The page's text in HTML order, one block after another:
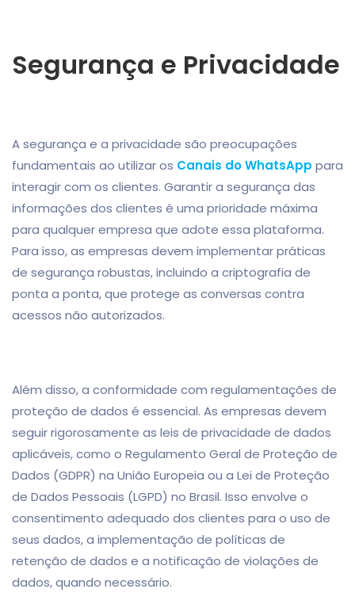
Segurança e Privacidade
A segurança e a privacidade são preocupações
fundamentais ao utilizar os Canais do WhatsApp para
interagir com os clientes. Garantir a segurança das
informações dos clientes é uma prioridade máxima
para qualquer empresa que adote essa plataforma.
Para isso, as empresas devem implementar práticas
de segurança robustas, incluindo a criptografia de
ponta a ponta, que protege as conversas contra
acessos não autorizados.
Além disso, a conformidade com regulamentações de
proteção de dados é essencial. As empresas devem
seguir rigorosamente as leis de privacidade de dados
aplicáveis, como o Regulamento Geral de Proteção de
Dados (GDPR) na União Europeia ou a Lei de Proteção
de Dados Pessoais (LGPD) no Brasil. Isso envolve o
consentimento adequado dos clientes para o uso de
seus dados, a implementação de políticas de
retenção de dados e a notificação de violações de
dados, quando necessário.